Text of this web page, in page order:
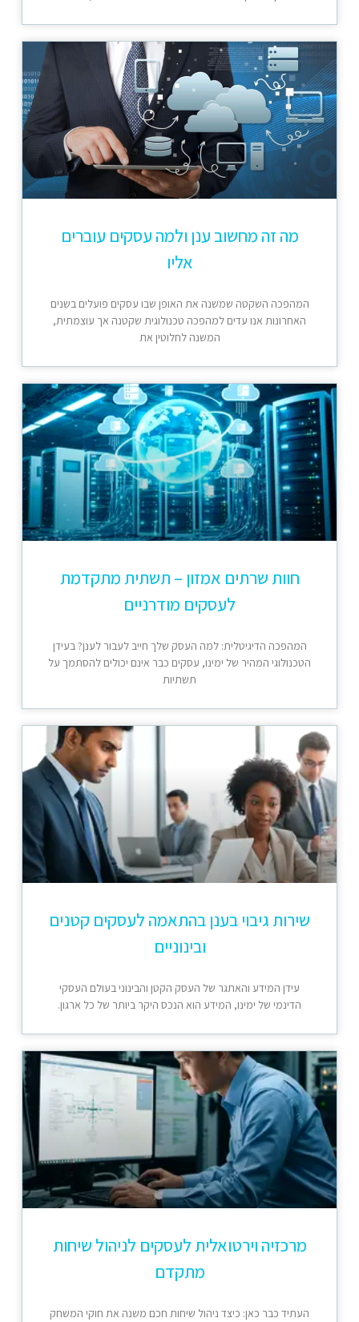
מה זה מחשוב ענן ולמה עסקים עוברים
אליו
המהפכה השקטה שמשנה את האופן שבו עסקים פועלים בשנים
האחרונות אנו עדים למהפכה טכנולוגית שקטנה אך עוצמתית,
המשנה לחלוטין את
חוות שרתים אמזון – תשתית מתקדמת
לעסקים מודרניים
המהפכה הדיגיטלית: למה העסק שלך חייב לעבור לענן? בעידן
הטכנולוגי המהיר של ימינו, עסקים כבר אינם יכולים להסתמך על
תשתיות
שירות גיבוי בענן בהתאמה לעסקים קטנים
ובינוניים
עידן המידע והאתגר של העסק הקטן והבינוני בעולם העסקי
הדינמי של ימינו, המידע הוא הנכס היקר ביותר של כל ארגון.
מרכזיה וירטואלית לעסקים לניהול שיחות
מתקדם
העתיד כבר כאן: כיצד ניהול שיחות חכם משנה את חוקי המשחק